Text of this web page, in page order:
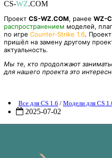
CS-WZ.COM
Проект CS-WZ.COM, ранее WZ-
распространением моделей,
по игре Counter-Strike 1.6.
пришёл на замену другому
актуальность.
Мы те, кто продолжают
для нашего проекта это
Все для CS 1.6 / Модели для CS
2025-07-02